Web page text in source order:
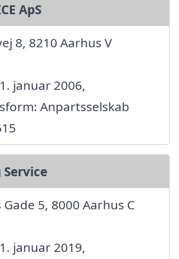
ApS
8, 8210 Aarhus V
januar 2006,
Anpartsselskab
5, 8000 Aarhus C
januar 2019,